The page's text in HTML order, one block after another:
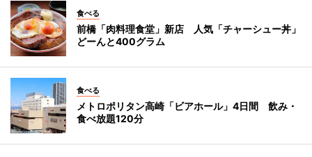
食べる
前橋「肉料理食堂」新店 人気「チャーシュー丼」
どーんと400グラム
食べる
メトロポリタン高崎「ビアホール」4日間 飲み・
食べ放題120分